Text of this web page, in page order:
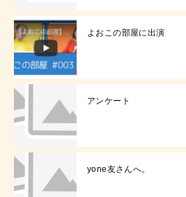
よおこの部屋に出演
アンケート
yone友さんへ。